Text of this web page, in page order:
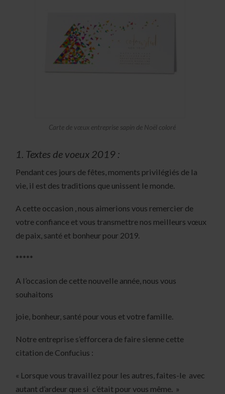
Carte de vœux entreprise sapin de Noël coloré
1. Textes de voeux 2019 :
Pendant ces jours de fêtes, moments privilégiés de la
vie, il est des traditions que unissent le monde.
A cette occasion , nous aimerions vous remercier de
votre confiance et vous transmettre nos meilleurs vœux
de paix, santé et bonheur pour 2019.
*****
A l’occasion de cette nouvelle année, nous vous
souhaitons
joie, bonheur, santé pour vous et votre famille.
Notre entreprise s’efforcera de faire sienne cette
citation de Confucius :
« Lorsque vous travaillez pour les autres, faites-le avec
autant d’ardeur que si c’était pour vous même. »